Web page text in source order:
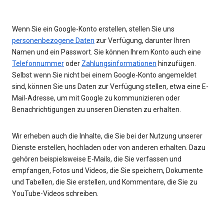
Wenn Sie ein Google-Konto erstellen, stellen Sie uns
personenbezogene Daten zur Verfügung, darunter Ihren
Namen und ein Passwort. Sie können Ihrem Konto auch eine
Telefonnummeroder Zahlungsinformationen hinzufügen.
Selbst wenn Sie nicht bei einem Google-Konto angemeldet
sind, können Sie uns Daten zur Verfügung stellen, etwa eine E-
Mail-Adresse, um mit Google zu kommunizieren oder
Benachrichtigungen zu unseren Diensten zu erhalten.
Wir erheben auch die Inhalte, die Sie bei der Nutzung unserer
Dienste erstellen, hochladen oder von anderen erhalten. Dazu
gehören beispielsweise E-Mails, die Sie verfassen und
empfangen, Fotos und Videos, die Sie speichern, Dokumente
und Tabellen, die Sie erstellen, und Kommentare, die Sie zu
YouTube-Videos schreiben.